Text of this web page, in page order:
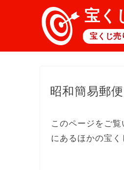
宝く
宝くじ売
昭和簡易郵
このページをご
にあるほかの宝